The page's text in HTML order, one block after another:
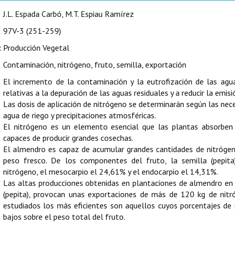
J.L. Espada Carbó, M.T. Espiau Ramírez
97V-3 (251-259)
Producción Vegetal
Contaminación, nitrógeno, fruto, semilla, exportación
El incremento de la contaminación y la eutrofización de las
relativas a la depuración de las aguas residuales y a reducir la
Las dosis de aplicación de nitrógeno se determinarán según las
agua de riego y precipitaciones atmosféricas.
El nitrógeno es un elemento esencial que las plantas
capaces de producir grandes cosechas.
El almendro es capaz de acumular grandes cantidades de
peso fresco. De los componentes del fruto, la semilla
nitrógeno, el mesocarpio el 24,61% y el endocarpio el 14,31%.
Las altas producciones obtenidas en plantaciones de almendro
(pepita), provocan unas exportaciones de más de 120 kg de
estudiados los más eficientes son aquellos cuyos porcentajes
bajos sobre el peso total del fruto.